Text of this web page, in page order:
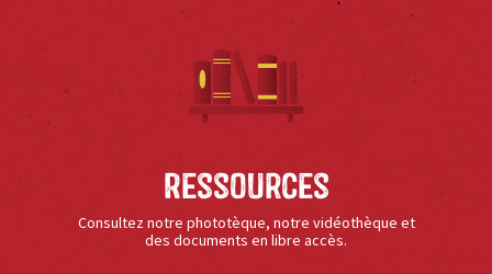
Ressources
Consultez notre phototèque, notre vidéothèque et
des documents en libre accès.